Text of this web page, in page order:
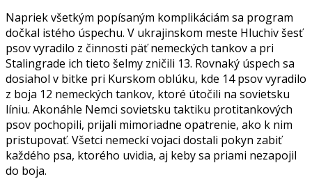
Napriek všetkým popísaným komplikáciám sa program
dočkal istého úspechu. V ukrajinskom meste Hluchiv šesť
psov vyradilo z činnosti päť nemeckých tankov a pri
Stalingrade ich tieto šelmy zničili 13. Rovnaký úspech sa
dosiahol v bitke pri Kurskom oblúku, kde 14 psov vyradilo
z boja 12 nemeckých tankov, ktoré útočili na sovietsku
líniu. Akonáhle Nemci sovietsku taktiku protitankových
psov pochopili, prijali mimoriadne opatrenie, ako k nim
pristupovať. Všetci nemeckí vojaci dostali pokyn zabiť
každého psa, ktorého uvidia, aj keby sa priami nezapojil
do boja.